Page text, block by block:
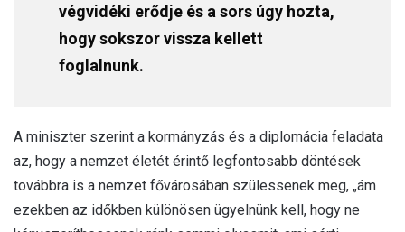
végvidéki erődje és a sors úgy hozta,
hogy sokszor vissza kellett
foglalnunk.
A miniszter szerint a kormányzás és a diplomácia feladata
az, hogy a nemzet életét érintő legfontosabb döntések
továbbra is a nemzet fővárosában szülessenek meg, „ám
ezekben az időkben különösen ügyelnünk kell, hogy ne